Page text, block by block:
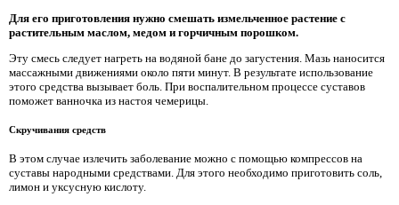
Для его приготовления нужно смешать измельченное растение с
растительным маслом, медом и горчичным порошком.
Эту смесь следует нагреть на водяной бане до загустения. Мазь наносится
массажными движениями около пяти минут. В результате использование
этого средства вызывает боль. При воспалительном процессе суставов
поможет ванночка из настоя чемерицы.
Скручивания средств
В этом случае излечить заболевание можно с помощью компрессов на
суставы народными средствами. Для этого необходимо приготовить соль,
лимон и уксусную кислоту.